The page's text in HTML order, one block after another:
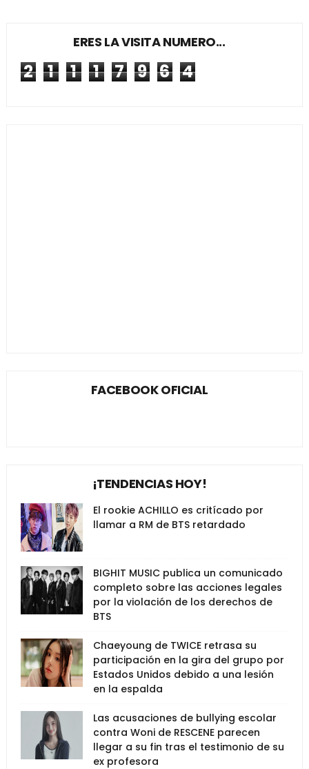
ERES LA VISITA NUMERO...
2 1 1 1 7 9 6 4
FACEBOOK OFICIAL
¡TENDENCIAS HOY!
El rookie ACHILLO es critícado por
llamar a RM de BTS retardado
BIGHIT MUSIC publica un comunicado
completo sobre las acciones legales
por la violación de los derechos de
BTS
Chaeyoung de TWICE retrasa su
participación en la gira del grupo por
Estados Unidos debido a una lesión
en la espalda
Las acusaciones de bullying escolar
contra Woni de RESCENE parecen
llegar a su fin tras el testimonio de su
ex profesora